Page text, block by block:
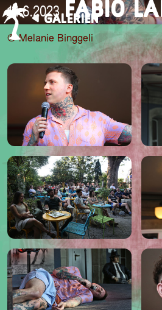
GALERIEN
14.6.2023 FABIO
© Melanie Binggeli